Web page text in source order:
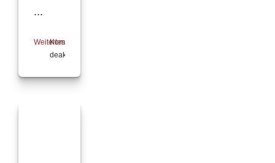
...
Weiterlesen
Kommentare
deaktiviert
IWM